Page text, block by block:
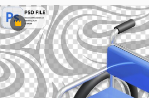
Премиум